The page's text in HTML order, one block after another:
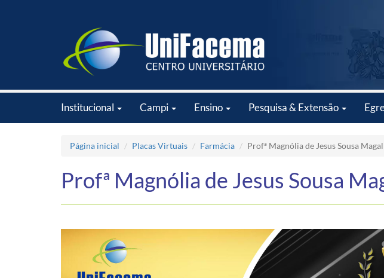
Institucional Campi Ensino Pesquisa & Extensão
Página inicial Placas Virtuais Farmácia Profª Magnólia de Jesus Sousa
Profª Magnólia de Jesus Sousa